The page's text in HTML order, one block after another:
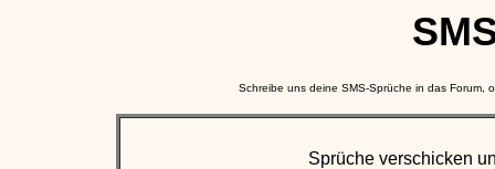
Schreibe uns deine SMS-Sprüche in das Forum,
Sprüche verschicken